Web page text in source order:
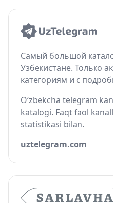
Самый большой
Узбекистане. Только
категориям и с
O‘zbekcha telegram
katalogi. Faqt faol
statistikasi bilan.
uztelegram.com